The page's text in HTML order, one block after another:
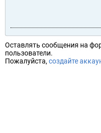
Оставлять сообщения на
пользователи.
Пожалуйста, создайте